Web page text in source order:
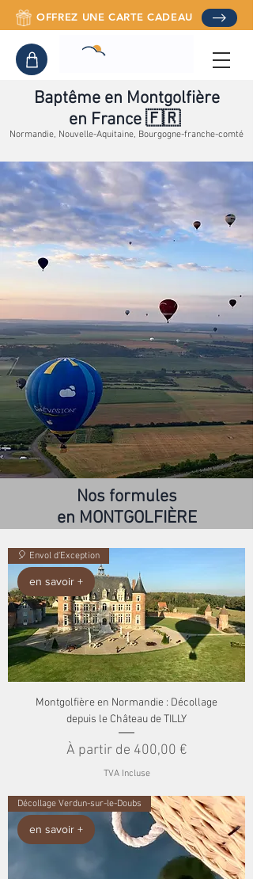
OFFREZ UNE CARTE CADEAU
Baptême en Montgolfière
en France 🇫🇷
Normandie, Nouvelle-Aquitaine, Bourgogne-franche-comté
Nos formules
en MONTGOLFIÈRE
en savoir +
🎈 Envol d'Exception
Montgolfière en Normandie : Décollage
depuis le Château de TILLY
À partir de 400,00 €
Prix promotionnel
TVA Incluse
en savoir +
Décollage Verdun-sur-le-Doubs